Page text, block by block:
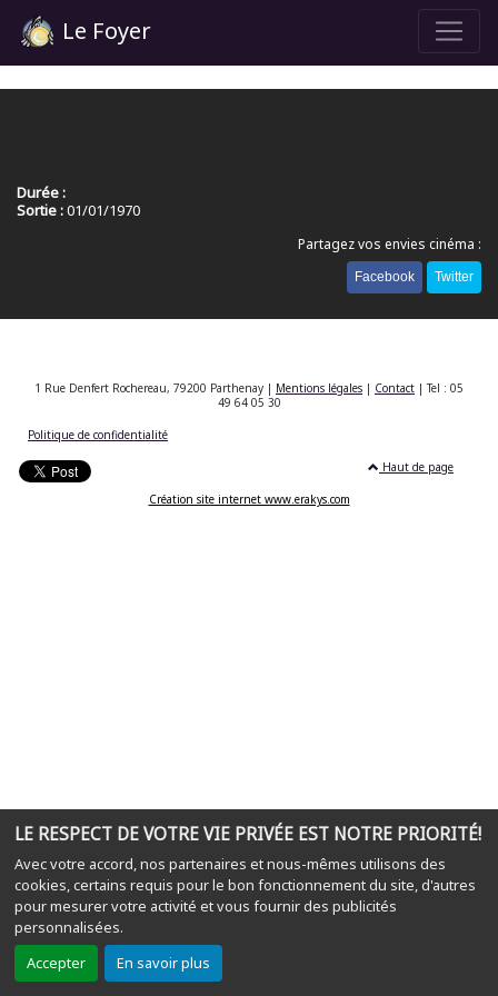
LE RESPECT DE VOTRE VIE PRIVÉE EST NOTRE PRIORITÉ!
Avec votre accord, nos partenaires et nous-mêmes utilisons des
cookies, certains requis pour le bon fonctionnement du site, d'autres
pour mesurer votre activité et vous fournir des publicités
personnalisées.
Accepter
En savoir plus
Le Foyer
Durée :
Sortie :01/01/1970
Partagez vos envies cinéma :
Facebook Twitter
1 Rue Denfert Rochereau, 79200 Parthenay | Mentions légales | Contact | Tel : 05
49 64 05 30
Politique de confidentialité
Haut de page
Création site internet www.erakys.com